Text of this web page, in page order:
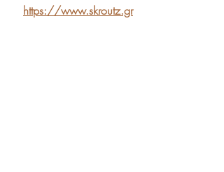
https://www.skroutz.gr